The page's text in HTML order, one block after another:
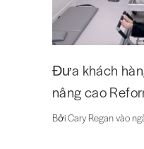
Đưa khách
nâng cao
Bởi Cary Regan vào